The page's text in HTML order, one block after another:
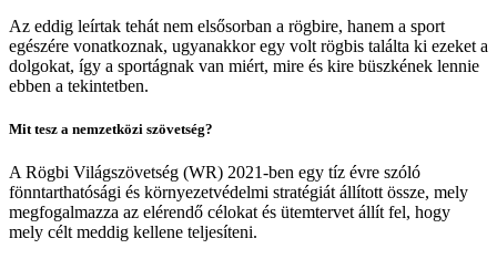
Az eddig leírtak tehát nem elsősorban a rögbire, hanem a sport
egészére vonatkoznak, ugyanakkor egy volt rögbis találta ki ezeket a
dolgokat, így a sportágnak van miért, mire és kire büszkének lennie
ebben a tekintetben.
Mit tesz a nemzetközi szövetség?
A Rögbi Világszövetség (WR) 2021-ben egy tíz évre szóló
fönntarthatósági és környezetvédelmi stratégiát állított össze, mely
megfogalmazza az elérendő célokat és ütemtervet állít fel, hogy
mely célt meddig kellene teljesíteni.